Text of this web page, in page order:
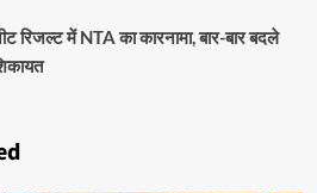
में NTA का कारनामा, बार-बार बदले